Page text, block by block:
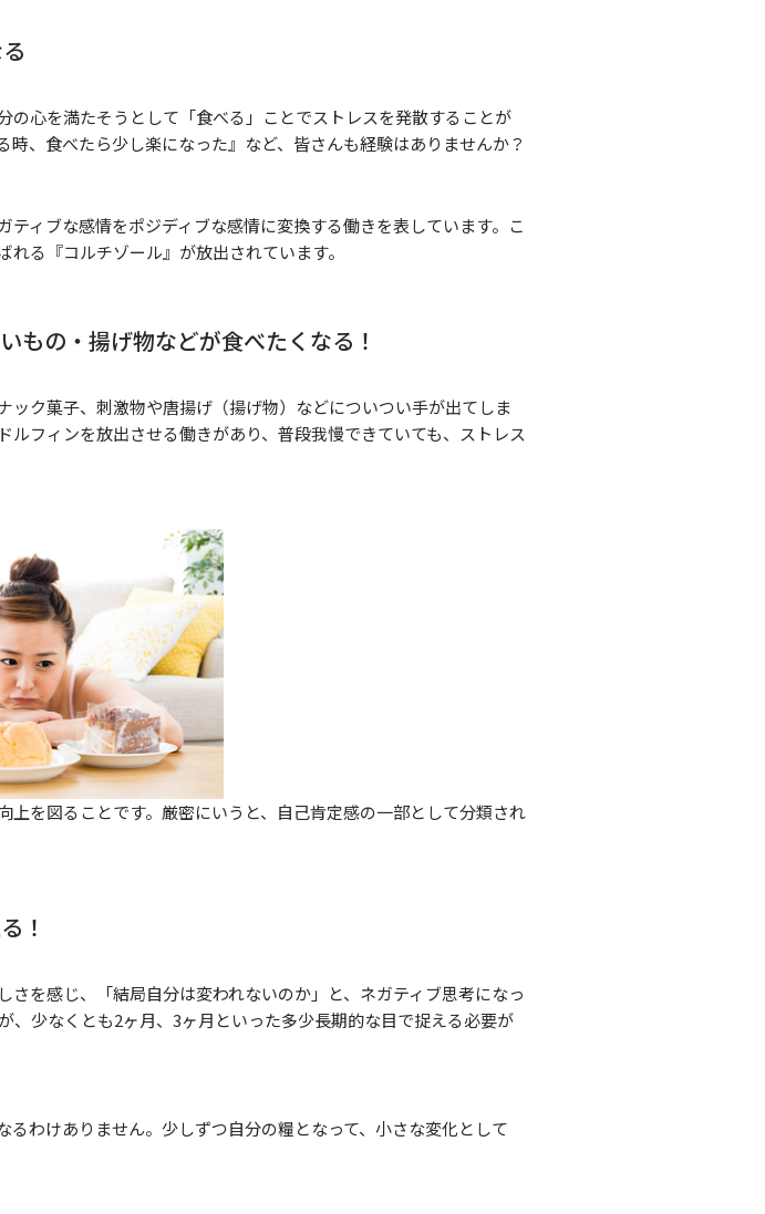
心を満たそうとして「食べる」ことでストレスを発散することが
、食べたら少し楽になった』など、皆さんも経験はありませんか？
ィブな感情をポジディブな感情に変換する働きを表しています。こ
る『コルチゾール』が放出されています。
もの・揚げ物などが食べたくなる！
ク菓子、刺激物や唐揚げ（揚げ物）などについつい手が出てしま
フィンを放出させる働きがあり、普段我慢できていても、ストレス
を図ることです。厳密にいうと、自己肯定感の一部として分類され
！
を感じ、「結局自分は変われないのか」と、ネガティブ思考になっ
少なくとも2ヶ月、3ヶ月といった多少長期的な目で捉える必要が
わけありません。少しずつ自分の糧となって、小さな変化として